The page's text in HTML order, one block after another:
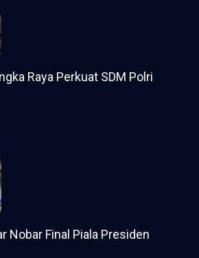
Raya Perkuat SDM Polri
Nobar Final Piala Presiden